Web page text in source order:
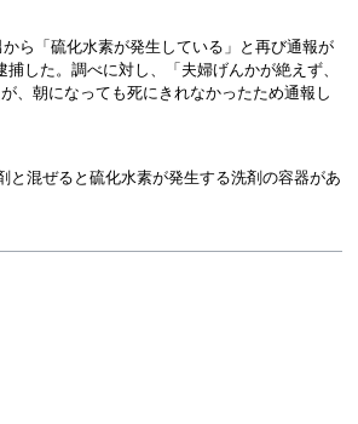
ら「硫化水素が発生している」と再び通報が
した。調べに対し、「夫婦げんかが絶えず、
、朝になっても死にきれなかったため通報し
と混ぜると硫化水素が発生する洗剤の容器があ